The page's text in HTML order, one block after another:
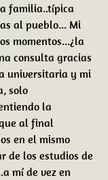
familia..típica
al pueblo... Mi
momentos...¿la
consulta gracias
universitaria y mi
solo
la
al final
en el mismo
de los estudios de
mí de vez en